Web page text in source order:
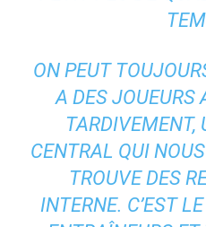
ON PEUT
A DES JOUEURS
TARDIVEMENT,
CENTRAL QUI
TROUVE DES
INTERNE. C’EST